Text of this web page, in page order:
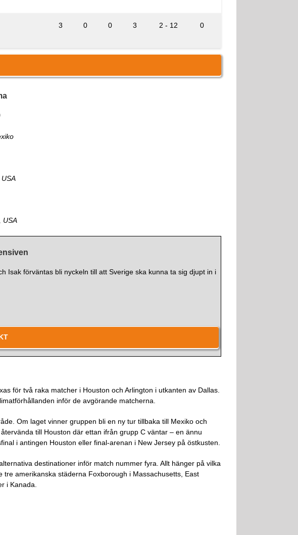
3 0 0 3 2 - 12 0
USA
Isak förväntas bli nyckeln till att Sverige ska kunna ta sig djupt in i
för två raka matcher i Houston och Arlington i utkanten av Dallas.
inför de avgörande matcherna.
Om laget vinner gruppen bli en ny tur tillbaka till Mexiko och
till Houston där ettan ifrån grupp C väntar – en ännu
i antingen Houston eller final-arenan i New Jersey på östkusten.
destinationer inför match nummer fyra. Allt hänger på vilka
amerikanska städerna Foxborough i Massachusetts, East
i Kanada.